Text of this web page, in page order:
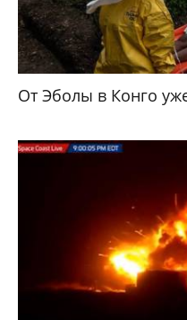
От Эболы в Конго